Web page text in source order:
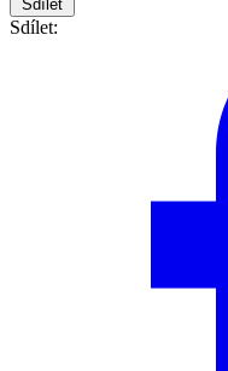
Sdílet
Sdílet: